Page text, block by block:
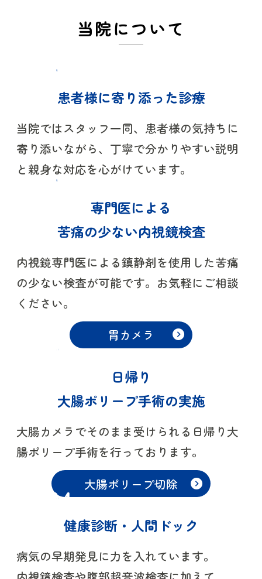
ご来院の際はお間違えのないよう、よろ
しくお願いいたします。
胸部レントゲンAI診断システム
AIを搭載した最新のレントゲン機器を導
入いたしました。
こちら
2025年10月1日継承開院しました。
2025年10月1日に福岡県福岡市中央区白金
で「植木外科クリニック」を継承し、
「ささき内科・胃腸クリニック」として
開院しました。前院長の植木先生は毎週
よろしくお願い申し上げます。
当院について
患者様に寄り添った診療
当院ではスタッフ一同、患者様の気持ちに
寄り添いながら、丁寧で分かりやすい説明
と親身な対応を心がけています。
専門医による
苦痛の少ない内視鏡検査
内視鏡専門医による鎮静剤を使用した苦痛
の少ない検査が可能です。お気軽にご相談
ください。
胃カメラ
日帰り
大腸ポリープ手術の実施
大腸カメラでそのまま受けられる日帰り大
腸ポリープ手術を行っております。
大腸ポリープ切除
健康診断・人間ドック
病気の早期発見に力を入れています。